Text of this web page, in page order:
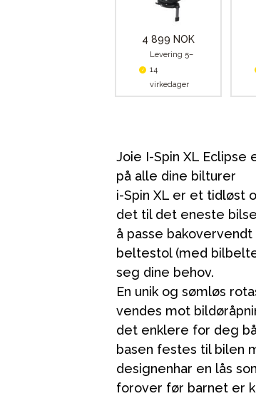
4 899 NOK
Levering 5–
14
virkedager
Joie I-Spin XL
på alle dine bilturer
i-Spin XL er et tidløst
det til det eneste
å passe
beltestol (med
seg dine behov.
En unik og sømløs
vendes mot
det enklere for deg
basen festes til bilen
designenhar en lås
forover før barnet er